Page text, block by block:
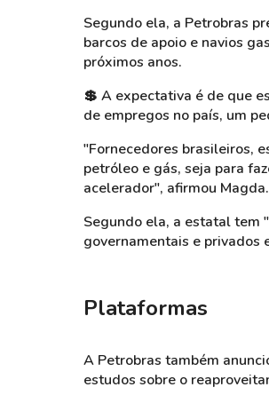
Segundo ela, a Petrobras
barcos de apoio e navios
próximos anos.
💲 A expectativa é de que
de empregos no país, um
"Fornecedores brasileiros,
petróleo e gás, seja para
acelerador", afirmou Magda.
Segundo ela, a estatal tem
governamentais e privados
Plataformas
A Petrobras também
estudos sobre o